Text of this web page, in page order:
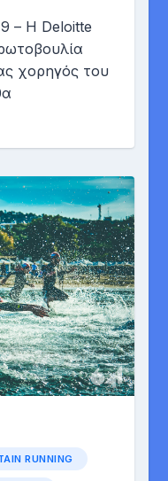
– Η Deloitte
χορηγός του
RUNNING